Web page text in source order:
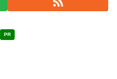
PR